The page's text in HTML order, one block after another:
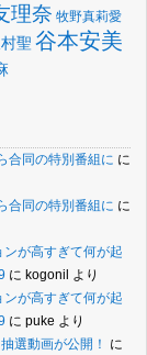
理奈 牧野真莉愛
聖 谷本安美
合同の特別番組に に
合同の特別番組に に
が高すぎて何が起
に kogonil より
が高すぎて何が起
に puke より
選動画が公開！
に